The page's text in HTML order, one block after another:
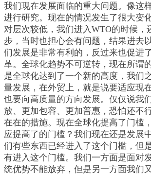
我们现在发展面临的重大问题。像这
进行研究。现在的情况发生了很大变
对层次较低，我们进入WTO的时候，
步，当时也担心会有问题，结果进去
们发展是非常有利的，反过来也促进
革。全球化趋势不可逆转，现在所谓
是全球化达到了一个新的高度，我们
量发展，在外贸上，就是说要适应现
也要向高质量的方向发展。仅仅说我
放、更加包容、更加普惠，恐怕还不
在在的措施。现在全球化提高了门槛
应提高了的门槛？我们现在还是发展
们有些东西已经进入了这个门槛，但
有进入这个门槛。我们一方面是面对
统优势不能放弃，但是另一方面我们